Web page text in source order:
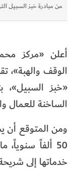
من مبادرة خبز السبيل التي
أعلن «مركز
الوقف والهبة»،
«خبز السبيل»،
الساخنة للعمال
ومن المتوقع أن
50 ألفاً
خدماتها إلى